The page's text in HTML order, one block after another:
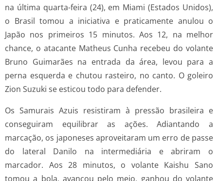
na última quarta-feira (24), em Miami (Estados Unidos),
o Brasil tomou a iniciativa e praticamente anulou o
Japão nos primeiros 15 minutos. Aos 12, na melhor
chance, o atacante Matheus Cunha recebeu do volante
Bruno Guimarães na entrada da área, levou para a
perna esquerda e chutou rasteiro, no canto. O goleiro
Zion Suzuki se esticou todo para defender.
Os Samurais Azuis resistiram à pressão brasileira e
conseguiram equilibrar as ações. Adiantando a
marcação, os japoneses aproveitaram um erro de passe
do lateral Danilo na intermediária e abriram o
marcador. Aos 28 minutos, o volante Kaishu Sano
tomou a bola, avançou pelo meio, ganhou do volante